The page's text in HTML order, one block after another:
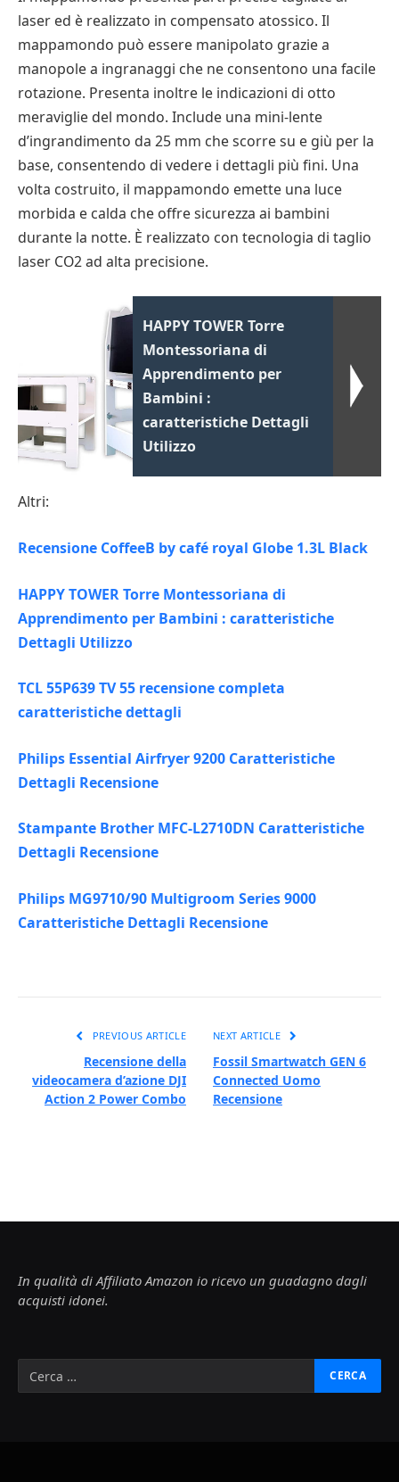
laser ed è realizzato in compensato atossico. Il
mappamondo può essere manipolato grazie a
manopole a ingranaggi che ne consentono una facile
rotazione. Presenta inoltre le indicazioni di otto
meraviglie del mondo. Include una mini-lente
d’ingrandimento da 25 mm che scorre su e giù per la
base, consentendo di vedere i dettagli più fini. Una
volta costruito, il mappamondo emette una luce
morbida e calda che offre sicurezza ai bambini
durante la notte. È realizzato con tecnologia di taglio
laser CO2 ad alta precisione.
HAPPY TOWER Torre
Montessoriana di
Apprendimento per
Bambini :
caratteristiche Dettagli
Utilizzo
Altri:
Recensione CoffeeB by café royal Globe 1.3L Black
HAPPY TOWER Torre Montessoriana di
Apprendimento per Bambini : caratteristiche
Dettagli Utilizzo
TCL 55P639 TV 55 recensione completa
caratteristiche dettagli
Philips Essential Airfryer 9200 Caratteristiche
Dettagli Recensione
Stampante Brother MFC-L2710DN Caratteristiche
Dettagli Recensione
Philips MG9710/90 Multigroom Series 9000
Caratteristiche Dettagli Recensione
PREVIOUS ARTICLE
Recensione della
videocamera d’azione DJI
Action 2 Power Combo
NEXT ARTICLE
Fossil Smartwatch GEN 6
Connected Uomo
Recensione
In qualità di Affiliato Amazon io ricevo un guadagno dagli
acquisti idonei.